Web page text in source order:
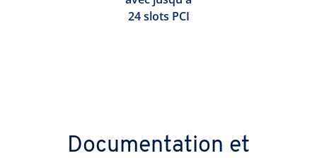
24 slots PCI
Documentation et